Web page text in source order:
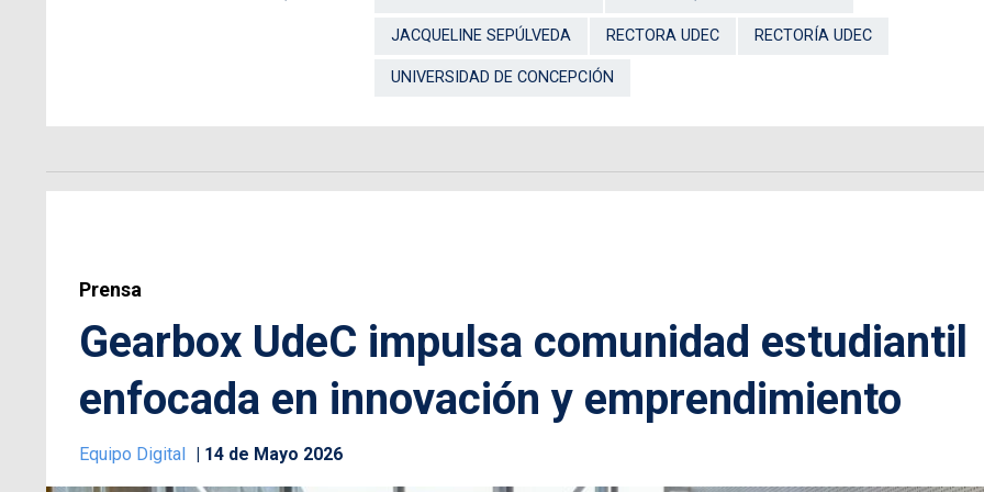
JACQUELINE SEPÚLVEDA RECTORA UDEC RECTORÍA UDEC
UNIVERSIDAD DE CONCEPCIÓN
Prensa
Gearbox UdeC impulsa comunidad estudiantil
enfocada en innovación y emprendimiento
Equipo Digital 14 de Mayo 2026